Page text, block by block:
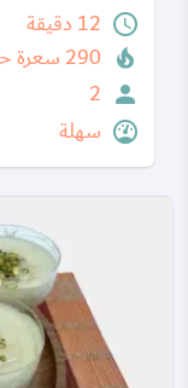
12 دقيقة
290 سعرة حرارية
2
سهلة